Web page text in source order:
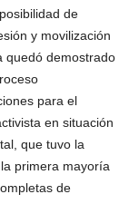
de
y movilización
quedó demostrado
para el
en situación
que tuvo la
primera mayoría
de